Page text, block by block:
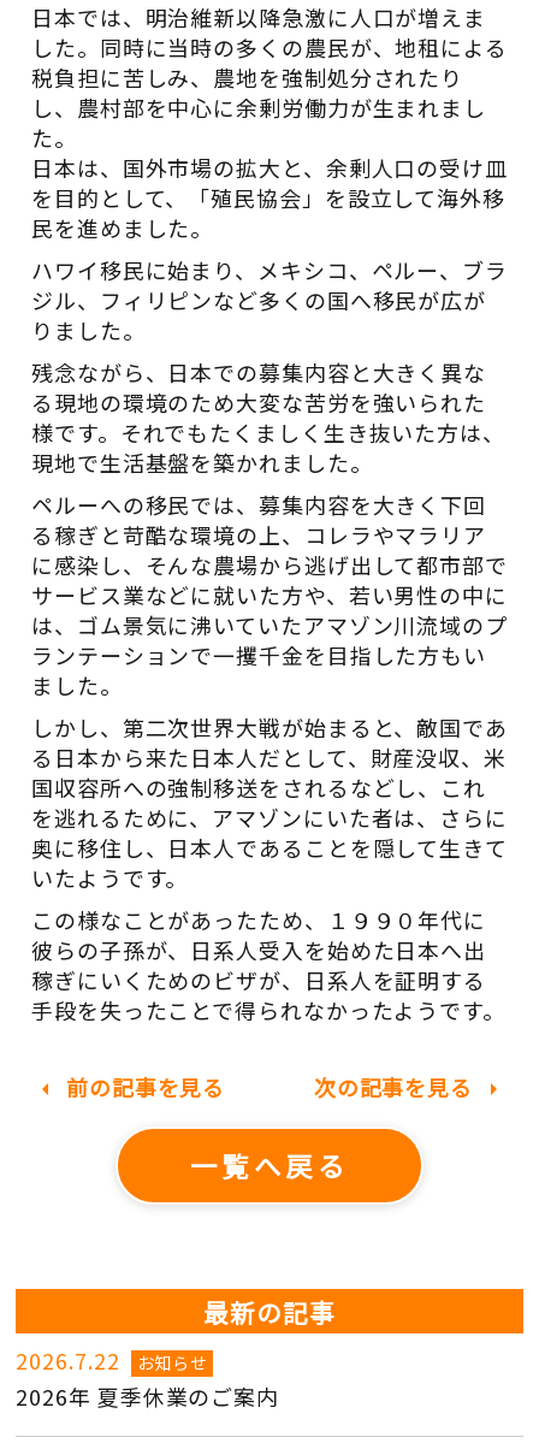
日本では、明治維新以降急激に人口が増えま
した。同時に当時の多くの農民が、地租による
税負担に苦しみ、農地を強制処分されたり
し、農村部を中心に余剰労働力が生まれまし
た。
日本は、国外市場の拡大と、余剰人口の受け皿
を目的として、「殖民協会」を設立して海外移
民を進めました。
ハワイ移民に始まり、メキシコ、ペルー、ブラ
ジル、フィリピンなど多くの国へ移民が広が
りました。
残念ながら、日本での募集内容と大きく異な
る現地の環境のため大変な苦労を強いられた
様です。それでもたくましく生き抜いた方は、
現地で生活基盤を築かれました。
ペルーへの移民では、募集内容を大きく下回
る稼ぎと苛酷な環境の上、コレラやマラリア
に感染し、そんな農場から逃げ出して都市部で
サービス業などに就いた方や、若い男性の中に
は、ゴム景気に沸いていたアマゾン川流域のプ
ランテーションで一攫千金を目指した方もい
ました。
しかし、第二次世界大戦が始まると、敵国であ
る日本から来た日本人だとして、財産没収、米
国収容所への強制移送をされるなどし、これ
を逃れるために、アマゾンにいた者は、さらに
奥に移住し、日本人であることを隠して生きて
いたようです。
この様なことがあったため、１９９０年代に
彼らの子孫が、日系人受入を始めた日本へ出
稼ぎにいくためのビザが、日系人を証明する
手段を失ったことで得られなかったようです。
arrow_left 前の記事を見る 次の記事を見る arrow_right
一覧へ戻る
最新の記事
2026.7.22 お知らせ
2026年 夏季休業のご案内